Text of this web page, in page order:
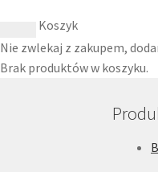
Koszyk
Nie zwlekaj z zakupem,
Brak produktów w koszyku.